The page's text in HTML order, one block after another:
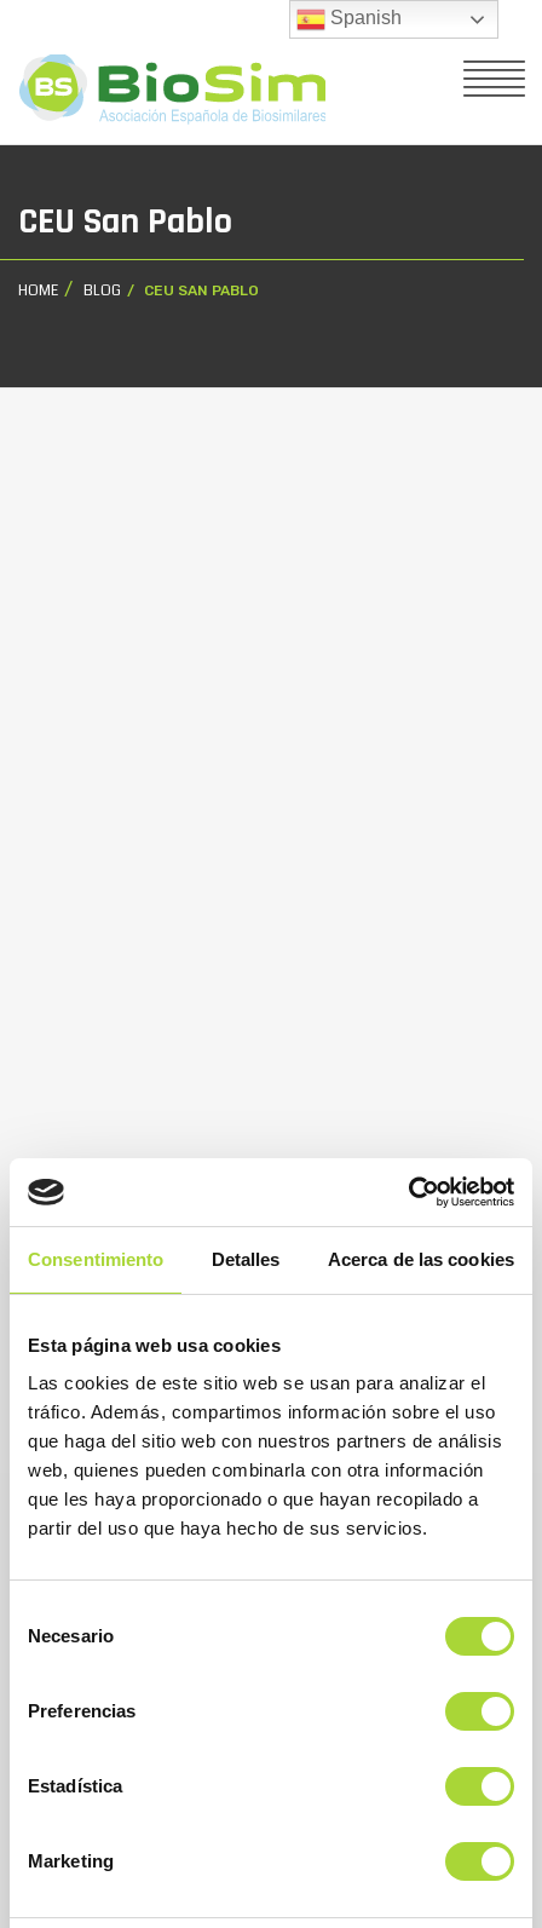
Consentimiento Detalles Acerca de las cookies
Esta página web usa cookies
Las cookies de este sitio web se usan para analizar el
tráfico. Además, compartimos información sobre el uso
que haga del sitio web con nuestros partners de análisis
web, quienes pueden combinarla con otra información
que les haya proporcionado o que hayan recopilado a
partir del uso que haya hecho de sus servicios.
Necesario
Preferencias
Estadística
Marketing
CEU San Pablo
HOME BLOG CEU SAN PABLO
BioSim
Calle Condesa de Venadito, 1
Spanish